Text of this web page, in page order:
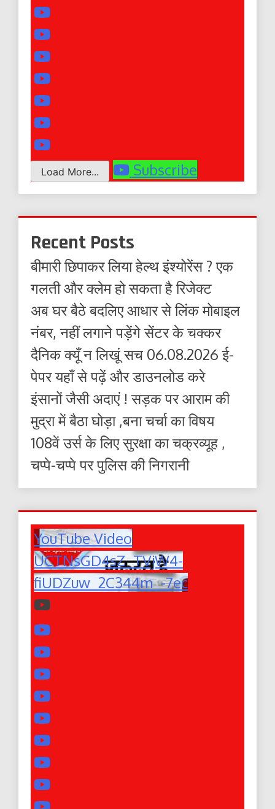
Load More... Subscribe
Recent Posts
बीमारी छिपाकर लिया हेल्थ इंश्योरेंस ? एक
गलती और क्लेम हो सकता है रिजेक्ट
अब घर बैठे बदलिए आधार से लिंक मोबाइल
नंबर, नहीं लगाने पड़ेंगे सेंटर के चक्कर
दैनिक क्यूँ न लिखूं सच 06.08.2026 ई-
पेपर यहाँ से पढ़ें और डाउनलोड करे
इंसानों जैसी अदाएं ! सड़क पर आराम की
मुद्रा में बैठा घोड़ा ,बना चर्चा का विषय
108वें उर्स के लिए सुरक्षा का चक्रव्यूह ,
चप्पे-चप्पे पर पुलिस की निगरानी
YouTube Video
UCTNsGD4sZ_TVjW4-
fiUDZuw_2C344m_-7ec